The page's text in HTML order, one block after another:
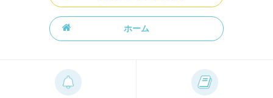
ホーム